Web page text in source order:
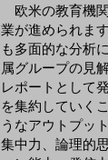
欧米の教育機
業が進められま
も多面的な分析
属グループの見
レポートとして
を集約していく
うなアウトプッ
集中力、論理的